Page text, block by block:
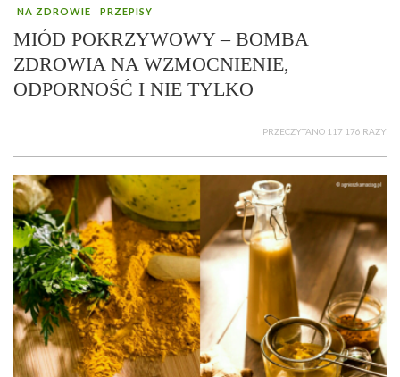
NA ZDROWIE PRZEPISY
MIÓD POKRZYWOWY – BOMBA
ZDROWIA NA WZMOCNIENIE,
ODPORNOŚĆ I NIE TYLKO
PRZECZYTANO 117 176 RAZY